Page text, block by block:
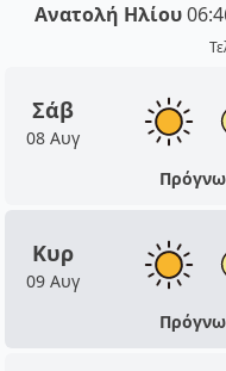
Ανατολή Ηλίου
Σάβ
08 Αυγ
Κυρ
09 Αυγ